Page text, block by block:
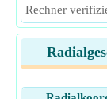
Rechner